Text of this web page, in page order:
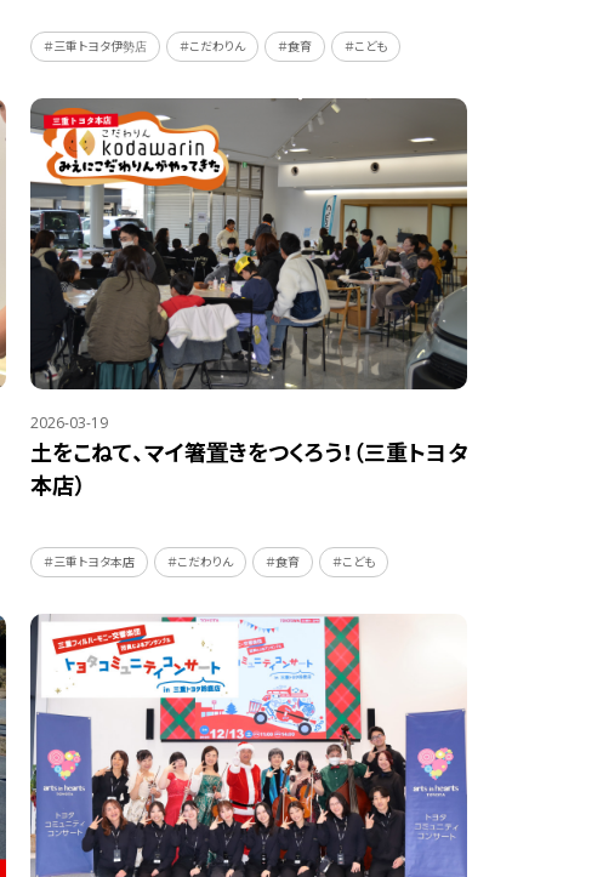
＃三重トヨタ伊勢店 ＃こだわりん ＃食育 ＃こども
2026-03-19
土をこねて、マイ箸置きをつくろう！（三重トヨタ
本店）
＃三重トヨタ本店 ＃こだわりん ＃食育 ＃こども